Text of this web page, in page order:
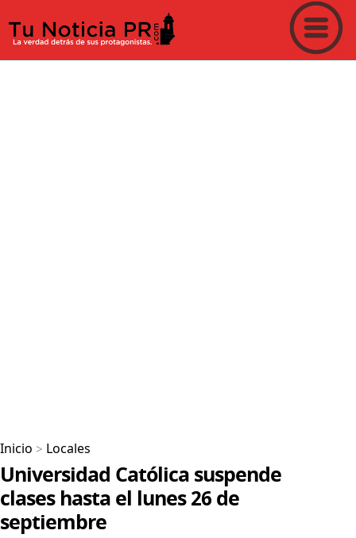
Inicio > Locales
Universidad Católica suspende
clases hasta el lunes 26 de
septiembre